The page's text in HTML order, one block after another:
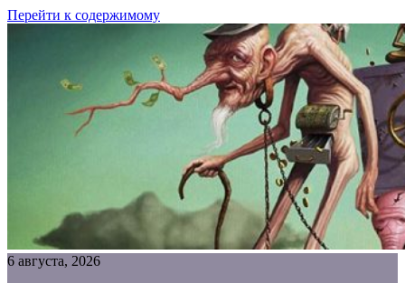
Перейти к содержимому
6 августа, 2026